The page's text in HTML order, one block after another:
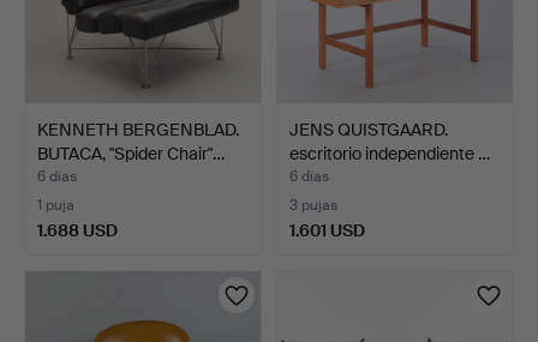
KENNETH BERGENBLAD.
BUTACA, "Spider Chair"…
6 días
1 puja
1.688 USD
JENS QUISTGAARD.
escritorio independiente …
6 días
3 pujas
1.601 USD